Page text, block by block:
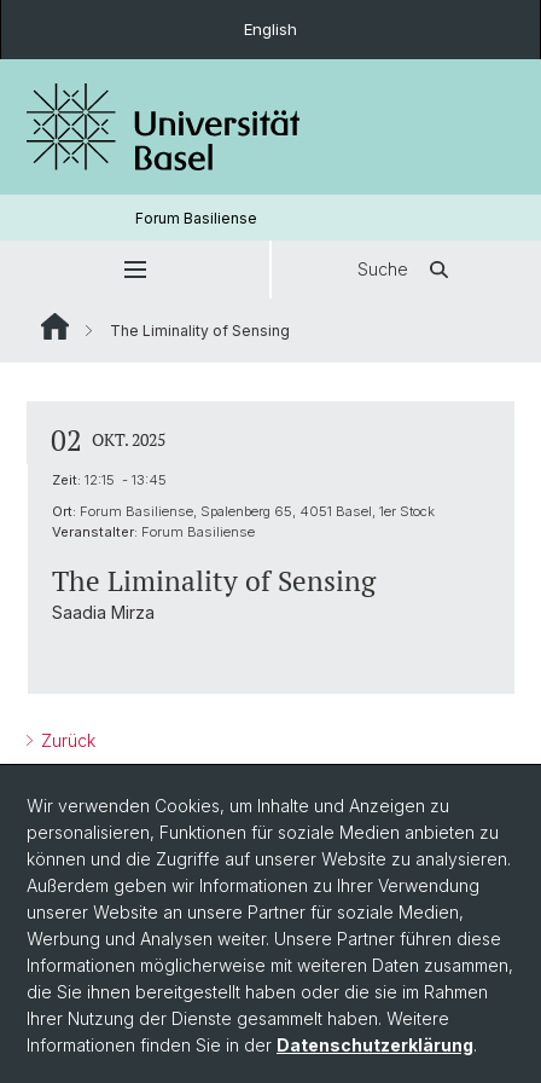
English
Forum Basiliense
Suche
The Liminality of Sensing
02 OKT. 2025
Zeit: 12:15 - 13:45
Ort: Forum Basiliense, Spalenberg 65, 4051 Basel, 1er Stock
Veranstalter: Forum Basiliense
The Liminality of Sensing
Saadia Mirza
Zurück
Social Media
X
Wir verwenden Cookies, um Inhalte und Anzeigen zu
personalisieren, Funktionen für soziale Medien anbieten zu
können und die Zugriffe auf unserer Website zu analysieren.
Außerdem geben wir Informationen zu Ihrer Verwendung
unserer Website an unsere Partner für soziale Medien,
Werbung und Analysen weiter. Unsere Partner führen diese
Informationen möglicherweise mit weiteren Daten zusammen,
die Sie ihnen bereitgestellt haben oder die sie im Rahmen
Ihrer Nutzung der Dienste gesammelt haben. Weitere
Informationen finden Sie in der Datenschutzerklärung.